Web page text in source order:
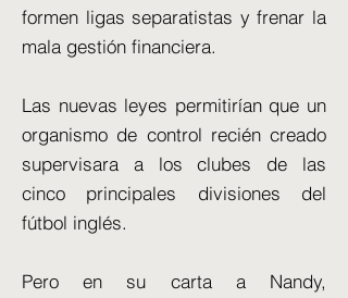
formen ligas separatistas y frenar la
mala gestión financiera.
Las nuevas leyes permitirían que un
organismo de control recién creado
supervisara a los clubes de las
cinco principales divisiones del
fútbol inglés.
Pero en su carta a Nandy,